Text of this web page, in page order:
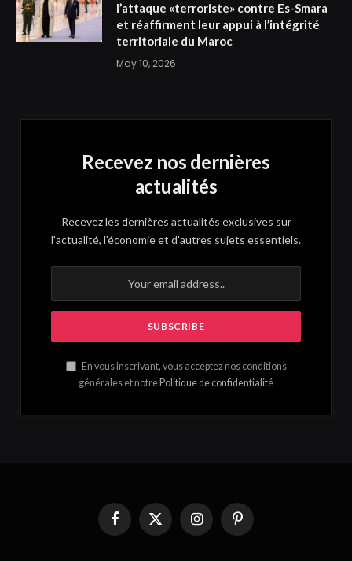
l’attaque «terroriste» contre Es-Smara
et réaffirment leur appui à l’intégrité
territoriale du Maroc
May 10, 2026
Recevez nos dernières
actualités
Recevez les dernières actualités exclusives sur
l'actualité, l'économie et d'autres sujets essentiels.
En vous inscrivant, vous acceptez nos conditions
générales et notre Politique de confidentialité
FacebookX
(Twitter)
InstagramPinterest